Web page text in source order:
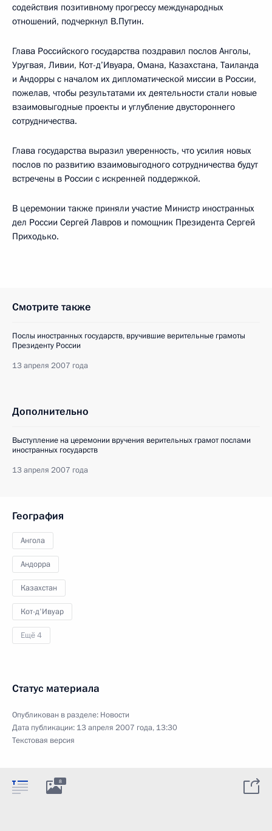
содействия позитивному прогрессу международных
отношений, подчеркнул В.Путин.
Глава Российского государства поздравил послов Анголы,
Уругвая, Ливии, Кот-д’Ивуара, Омана, Казахстана, Таиланда
и Андорры с началом их дипломатической миссии в России,
пожелав, чтобы результатами их деятельности стали новые
взаимовыгодные проекты и углубление двустороннего
сотрудничества.
Глава государства выразил уверенность, что усилия новых
послов по развитию взаимовыгодного сотрудничества будут
встречены в России с искренней поддержкой.
В церемонии также приняли участие Министр иностранных
дел России Сергей Лавров и помощник Президента Сергей
Приходько.
Смотрите также
Послы иностранных государств, вручившие верительные грамоты
Президенту России
13 апреля 2007 года
Дополнительно
Выступление на церемонии вручения верительных грамот послами
иностранных государств
13 апреля 2007 года
География
Ангола
Андорра
Казахстан
Кот-д'Ивуар
Ещё 4
Статус материала
Опубликован в разделе: Новости
Дата публикации: 13 апреля 2007 года, 13:30
Текстовая версия
8